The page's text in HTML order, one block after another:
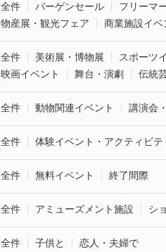
全件 バーゲンセール フリーマ
物産展・観光フェア
商業施設イベ
全件 美術展・博物展 スポーツ
映画イベント
舞台・演劇 伝統
全件 動物関連イベント 講演会
全件 体験イベント・アクティビテ
全件 無料イベント 終了間際
全件 アミューズメント施設 シ
全件 子供と 恋人・夫婦で